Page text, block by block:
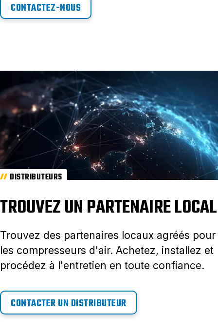
CONTACTEZ-NOUS
DISTRIBUTEURS
TROUVEZ UN PARTENAIRE LOCAL
Trouvez des partenaires locaux agréés pour
les compresseurs d'air. Achetez, installez et
procédez à l'entretien en toute confiance.
CONTACTER UN DISTRIBUTEUR